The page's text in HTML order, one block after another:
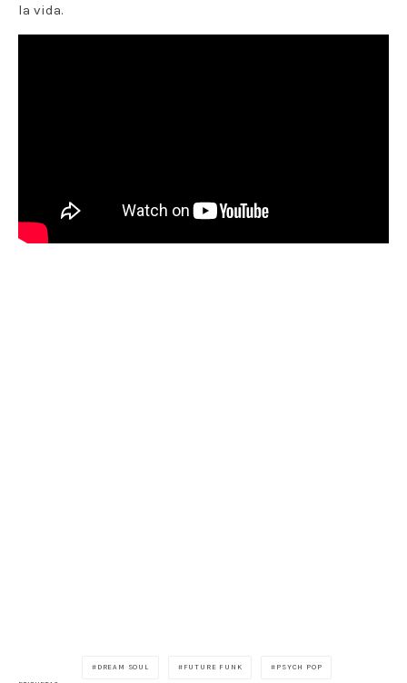
la vida.
DREAM SOUL FUTURE FUNK PSYCH POP